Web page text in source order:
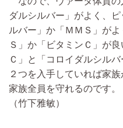
ダルシルバー」がよく、
ルバー」か「ＭＭＳ」が
Ｓ」か「ビタミンＣ」が
Ｃ」と「コロイダルシル
２つを入手していれば家族
家族全員を守れるのです。
（竹下雅敏）